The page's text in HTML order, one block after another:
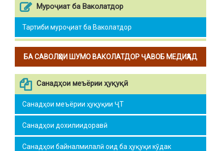
Муроҷиат ба Ваколатдор
Тартиби муроҷиат ба Ваколатдор
БА САВОЛҲОИ ШУМО ВАКОЛАТДОР ҶАВОБ МЕДИҲАД
Санадҳои меъёрии ҳуқуқӣ
Санадҳои меъёрии ҳуқуқии ҶТ
Санадҳои дохилиидоравӣ
Санадҳои байналмилалӣ оид ба ҳуқуқи кӯдак